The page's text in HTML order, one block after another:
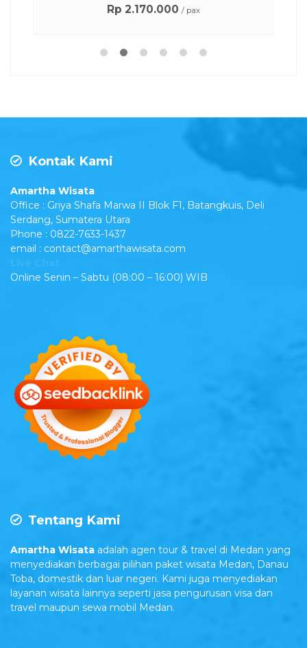
Rp 2.170.000 / pax
Kontak Kami
Amartha Wisata
Office : Griya Shafa Marwa II Blok F1, Batangkuis, Deli
Serdang, Sumatera Utara
Phone : 0822-7633-1437
email : contact@amarthawisata.com
Online Senin – Sabtu (08:00 – 16:00) WIB
Tentang Kami
Amartha Wisata adalah agen tour & travel di Medan yang
menyediakan berbagai pilihan paket wisata Medan, Danau
Toba, domestik dan luar negeri. Kami juga menyediakan
layanan wisata lainnya seperti jasa pengurusan visa dan
travel maupun sewa mobil Medan.